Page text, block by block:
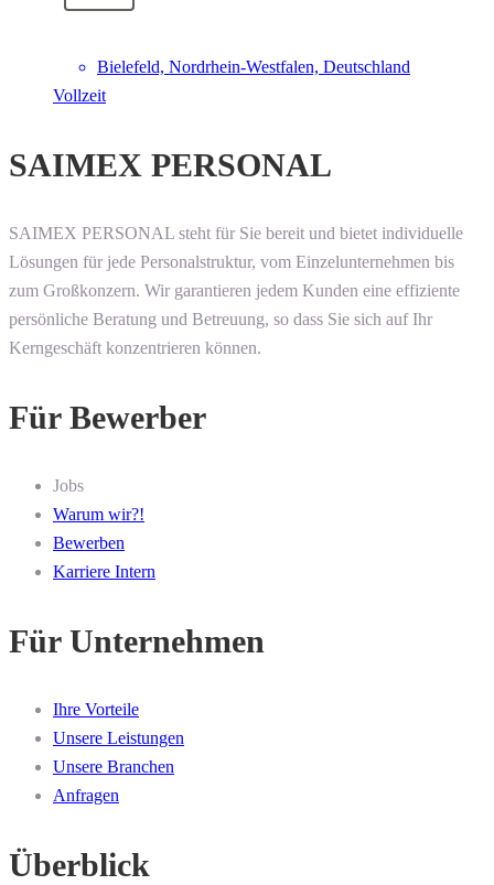
Bielefeld, Nordrhein-Westfalen, Deutschland
Vollzeit
SAIMEX PERSONAL
SAIMEX PERSONAL steht für Sie bereit und bietet individuelle
Lösungen für jede Personalstruktur, vom Einzelunternehmen bis
zum Großkonzern. Wir garantieren jedem Kunden eine effiziente
persönliche Beratung und Betreuung, so dass Sie sich auf Ihr
Kerngeschäft konzentrieren können.
Für Bewerber
Jobs
Warum wir?!
Bewerben
Karriere Intern
Für Unternehmen
Ihre Vorteile
Unsere Leistungen
Unsere Branchen
Anfragen
Überblick